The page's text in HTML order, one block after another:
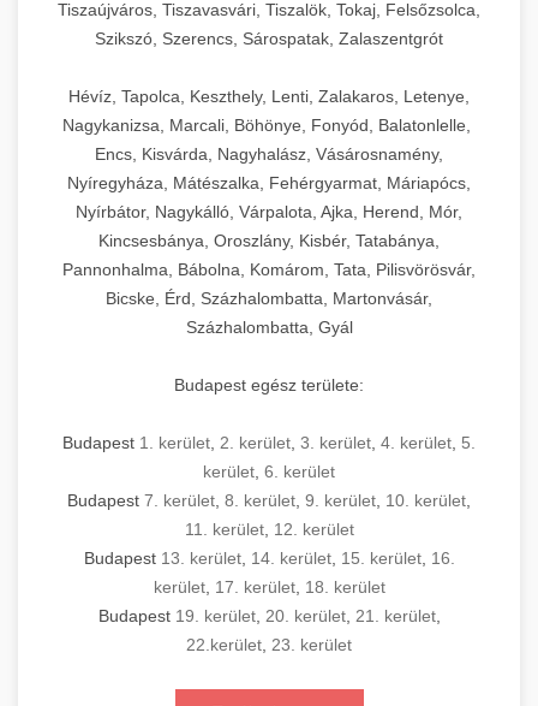
Tiszaújváros, Tiszavasvári, Tiszalök, Tokaj, Felsőzsolca,
Szikszó, Szerencs, Sárospatak, Zalaszentgrót
Hévíz, Tapolca, Keszthely, Lenti, Zalakaros, Letenye,
Nagykanizsa, Marcali, Böhönye, Fonyód, Balatonlelle,
Encs, Kisvárda, Nagyhalász, Vásárosnamény,
Nyíregyháza, Mátészalka, Fehérgyarmat, Máriapócs,
Nyírbátor, Nagykálló, Várpalota, Ajka, Herend, Mór,
Kincsesbánya, Oroszlány, Kisbér, Tatabánya,
Pannonhalma, Bábolna, Komárom, Tata, Pilisvörösvár,
Bicske, Érd, Százhalombatta, Martonvásár,
Százhalombatta, Gyál
Budapest egész területe:
Budapest 1. kerület 2. kerület 3. kerület 4. kerület 5.
kerület 6. kerület
Budapest 7. kerület 8. kerület 9. kerület 10. kerület
11. kerület, 12. kerület
Budapest 13. kerület, 14. kerület, 15. kerület, 16.
kerület, 17. kerület, 18. kerület
Budapest 19. kerület, 20. kerület, 21. kerület,
22.kerület 23. kerület